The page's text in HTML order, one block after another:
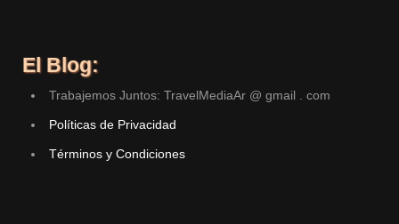
El Blog:
Trabajemos Juntos: TravelMediaAr @ gmail . com
Políticas de Privacidad
Términos y Condiciones